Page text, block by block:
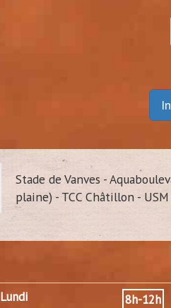
Stade de Vanves -
plaine) - TCC Châtillon -
Lundi 8h-12h